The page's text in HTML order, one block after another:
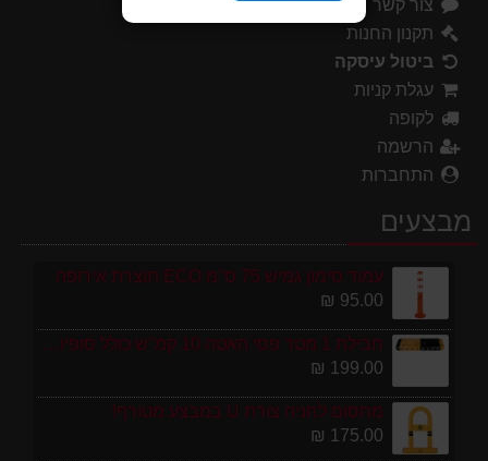
צור קשר
תקנון החנות
ביטול עיסקה
עגלת קניות
לקופה
הרשמה
התחברות
מבצעים
עמוד סימון גמיש 75 ס''מ ECO תוצרת אירופה
95.00 ₪
חבילת 1 מטר פסי האטה 10 קמ''ש כולל סופיות מפלסטיק
199.00 ₪
מחסום לחניה צורת U במבצע מטורף!
175.00 ₪